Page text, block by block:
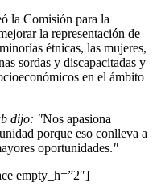
la Comisión para la
la representación de
étnicas, las mujeres,
sordas y discapacitadas y
en el ámbito
dijo: "Nos apasiona
porque eso conlleva a
oportunidades."
empty_h=”2″]